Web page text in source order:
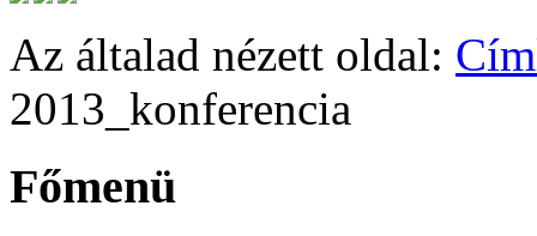
Az általad nézett oldal:
2013_konferencia
Főmenü